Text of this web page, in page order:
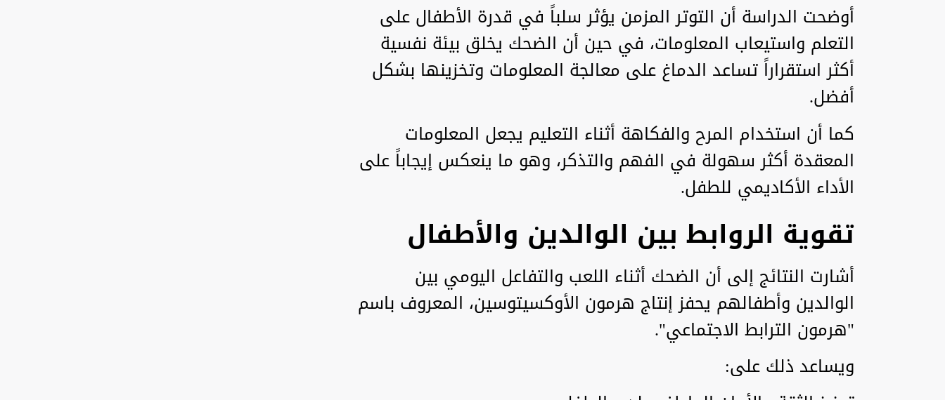
أوضحت الدراسة أن التوتر المزمن يؤثر سلباً في قدرة الأطفال على
التعلم واستيعاب المعلومات، في حين أن الضحك يخلق بيئة نفسية
أكثر استقراراً تساعد الدماغ على معالجة المعلومات وتخزينها بشكل
أفضل.
كما أن استخدام المرح والفكاهة أثناء التعليم يجعل المعلومات
المعقدة أكثر سهولة في الفهم والتذكر، وهو ما ينعكس إيجاباً على
الأداء الأكاديمي للطفل.
تقوية الروابط بين الوالدين والأطفال
أشارت النتائج إلى أن الضحك أثناء اللعب والتفاعل اليومي بين
الوالدين وأطفالهم يحفز إنتاج هرمون الأوكسيتوسين، المعروف باسم
"هرمون الترابط الاجتماعي".
ويساعد ذلك على: